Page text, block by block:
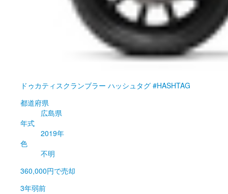
ドゥカティ スクランブラー ハッシュタグ #HASHTAG
都道府県
広島県
年式
2019年
色
不明
360,000円で売却
3年弱前